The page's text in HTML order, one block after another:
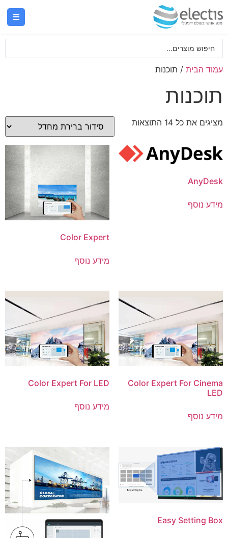
עמוד הבית / תוכנות
תוכנות
מציגים את כל ⁦14⁩ התוצאות
AnyDesk
מידע נוסף
Color Expert
מידע נוסף
Color Expert For Cinema
LED
מידע נוסף
Color Expert For LED
מידע נוסף
Easy Setting Box